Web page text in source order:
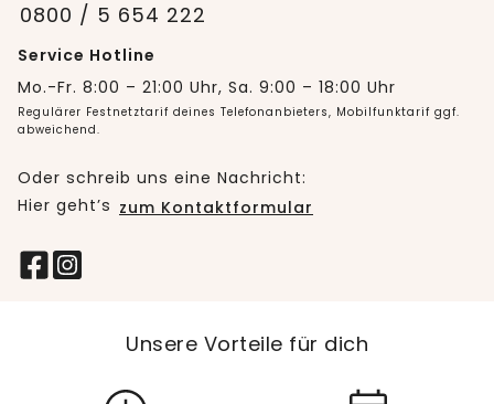
0800 / 5 654 222
Service Hotline
Mo.-Fr. 8:00 – 21:00 Uhr, Sa. 9:00 – 18:00 Uhr
Regulärer Festnetztarif deines Telefonanbieters, Mobilfunktarif ggf.
abweichend.
Oder schreib uns eine Nachricht:
Hier geht’s zum Kontaktformular
Unsere Vorteile für dich